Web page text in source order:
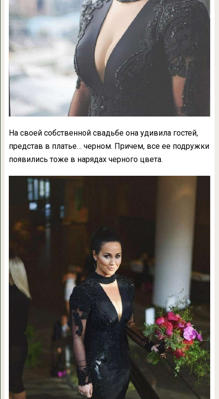
На своей собственной свадьбе она удивила гостей,
представ в платье… черном. Причем, все ее подружки
появились тоже в нарядах черного цвета.